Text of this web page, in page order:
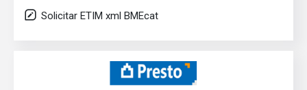
Solicitar ETIM xml BMEcat